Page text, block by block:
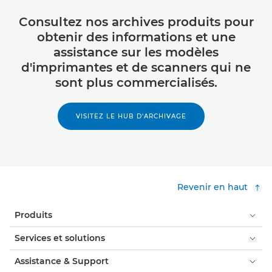
Consultez nos archives produits pour
obtenir des informations et une
assistance sur les modèles
d'imprimantes et de scanners qui ne
sont plus commercialisés.
VISITEZ LE HUB D'ARCHIVAGE
Revenir en haut
Produits
Services et solutions
Assistance & Support